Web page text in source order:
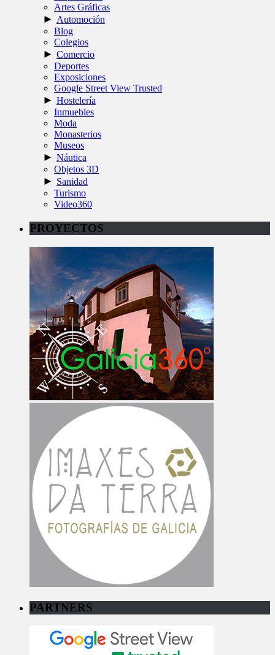
Artes Gráficas
► Automoción
Blog
Colegios
► Comercio
Deportes
Exposiciones
Google Street View Trusted
► Hostelería
Inmuebles
Moda
Monasterios
Museos
► Náutica
Objetos 3D
► Sanidad
Turismo
Video360
PROYECTOS
PARTNERS